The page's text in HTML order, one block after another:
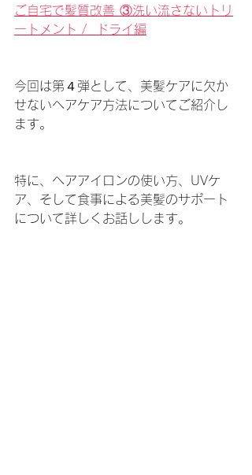
ご自宅で髪質改善 ③洗い流さないトリ
ートメント /  ドライ編
今回は第４弾として、美髪ケアに欠か
せないヘアケア方法についてご紹介し
ます。
特に、ヘアアイロンの使い方、UVケ
ア、そして食事による美髪のサポート
について詳しくお話しします。